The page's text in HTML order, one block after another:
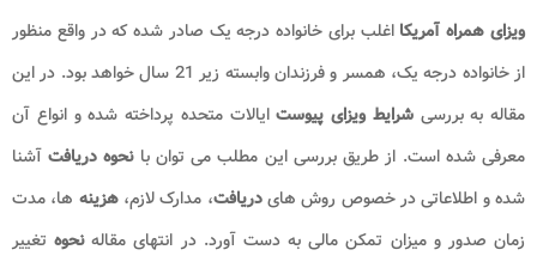
ویزای همراه آمریکا اغلب برای خانواده درجه یک صادر شده که در واقع منظور
از خانواده درجه یک، همسر و فرزندان وابسته زیر 21 سال خواهد بود. در این
مقاله به بررسیشرایط ویزای پیوستایالات متحده پرداخته شده و انواع آن
معرفی شده است. از طریق بررسی این مطلب می توان بانحوه دریافتآشنا
شده و اطلاعاتی در خصوص روش هایدریافت، مدارک لازم،هزینه ها، مدت
زمان صدور و میزان تمکن مالی به دست آورد. در انتهای مقالهنحوه تغییر